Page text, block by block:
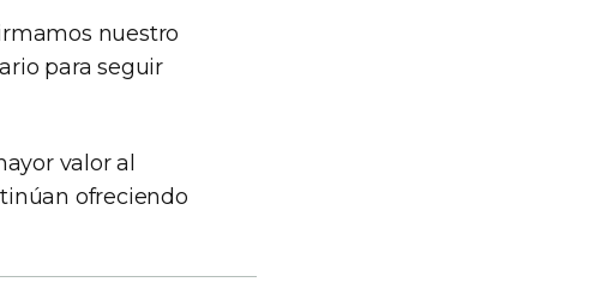
nuestro
para seguir
valor al
ofreciendo